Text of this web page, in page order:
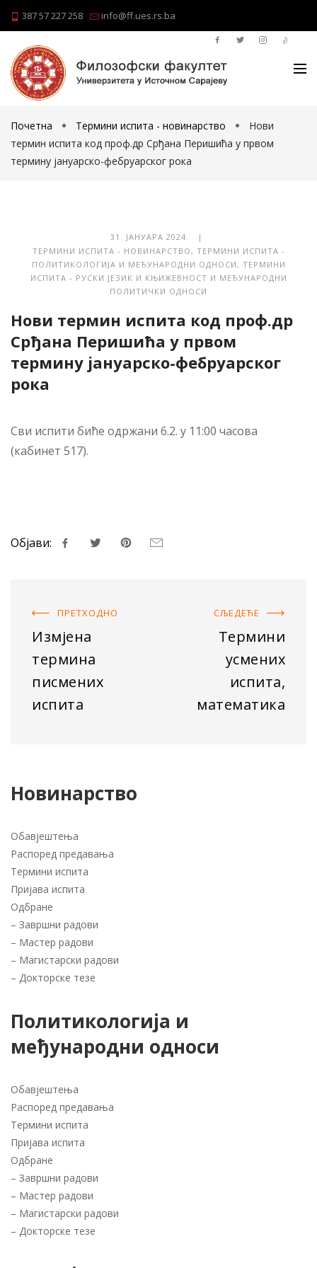
387 57 227 258 info@ff.ues.rs.ba
Почетна Термини испита - новинарство
Нови
термин испита код проф.др Срђана Перишића у првом
термину јануарско-фебруарског рока
31. ЈАНУАРА 2024. |
ТЕРМИНИ ИСПИТА - НОВИНАРСТВО, ТЕРМИНИ ИСПИТА -
ПОЛИТИКОЛОГИЈА И МЕЂУНАРОДНИ ОДНОСИ, ТЕРМИНИ
ИСПИТА - РУСКИ ЈЕЗИК И КЊИЖЕВНОСТ И МЕЂУНАРОДНИ
ПОЛИТИЧКИ ОДНОСИ
Нови термин испита код проф.др
Срђана Перишића у првом
термину јануарско-фебруарског
рока
Сви испити биће одржани 6.2. у 11:00 часова
(кабинет 517).
Објави:
ПРЕТХОДНO
Измјена
термина
писмених
испита
СЉЕДЕЋE
Термини
усмених
испита,
математика
Новинарство
Обавјештења
Распоред предавања
Термини испита
Пријава испита
Одбране
– Завршни радови
– Мастер радови
– Магистарски радови
– Докторске тезе
Политикологија и
међународни односи
Обавјештења
Распоред предавања
Термини испита
Пријава испита
Одбране
– Завршни радови
– Мастер радови
– Магистарски радови
– Докторске тезе